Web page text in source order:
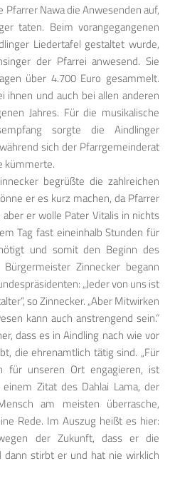
Nawa die Anwesenden auf,
taten. Beim vorangegangenen
Liedertafel gestaltet wurde,
der Pfarrei anwesend. Sie
über 4.700 Euro gesammelt.
ihnen und auch bei allen anderen
Jahres. Für die musikalische
sorgte die Aindlinger
sich der Pfarrgemeinderat
kümmerte.
begrüßte die zahlreichen
er es kurz machen, da Pfarrer
er wolle Pater Vitalis in nichts
Tag fast eineinhalb Stunden für
und somit den Beginn des
Zinnecker begann
„Jeder von uns ist
so Zinnecker. „Aber Mitwirken
kann auch anstrengend sein.“
dass es in Aindling nach wie vor
die ehrenamtlich tätig sind. „Für
für unseren Ort engagieren, ist
Zitat des Dahlai Lama, der
am meisten überrasche,
Rede. Im Auszug heißt es hier:
der Zukunft, dass er die
stirbt er und hat nie wirklich